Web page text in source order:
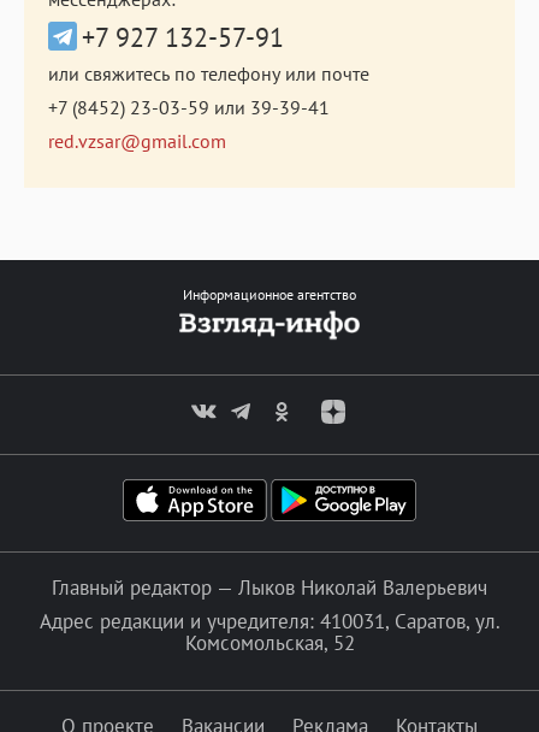
+7 927 132-57-91
или свяжитесь по телефону или почте
+7 (8452) 23-03-59 или 39-39-41
red.vzsar@gmail.com
Информационное агентство
Главный редактор — Лыков Николай Валерьевич
Адрес редакции и учредителя: 410031, Саратов, ул.
Комсомольская, 52
О проекте Вакансии Реклама Контакты